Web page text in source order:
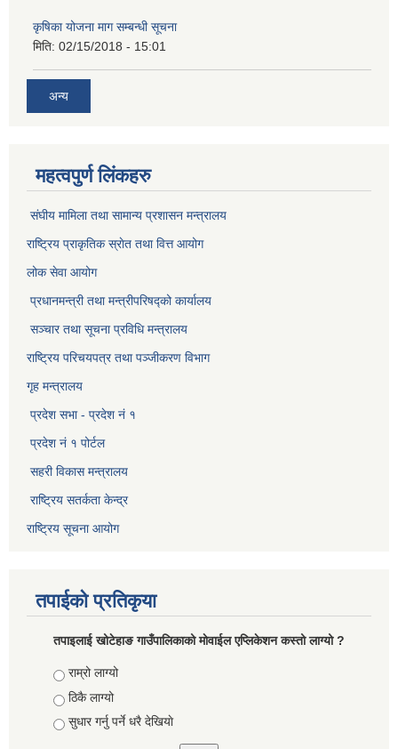
कृषिका योजना माग सम्बन्धी सूचना
मिति: 02/15/2018 - 15:01
अन्य
महत्वपुर्ण लिंकहरु
संघीय मामिला तथा सामान्य प्रशासन मन्त्रालय
राष्ट्रिय प्राकृतिक स्राेत तथा वित्त आयोग
लोक सेवा आयोग
प्रधानमन्त्री तथा मन्त्रीपरिषद्को कार्यालय
सञ्‍चार तथा सूचना प्रविधि मन्त्रालय
राष्ट्रिय परिचयपत्र तथा पञ्जीकरण विभाग​
गृह मन्त्रालय
प्रदेश सभा - प्रदेश नं १
प्रदेश नं १ पोर्टल
सहरी विकास मन्त्रालय
राष्ट्रिय सतर्कता केन्द्र
राष्ट्रिय सूचना आयोग
तपाईको प्रतिकृया
तपाइलाई खोटेहाङ गाउँपालिकाको माेवाईल एप्लिकेशन कस्तो लाग्यो ?
Choices
राम्रो लाग्यो
ठिकै लाग्यो
सुधार गर्नु पर्ने धरै देखियाे